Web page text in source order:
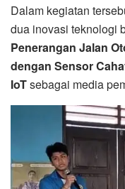
Dalam kegiatan
dua inovasi teknologi
Penerangan Jalan
dengan Sensor
IoTsebagai media